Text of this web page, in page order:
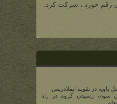
رقم خورد ، شرکت کرد.
یاویه در تقویم ایملادریس.
3019 دوران سوم، رسیدن گروه در راه